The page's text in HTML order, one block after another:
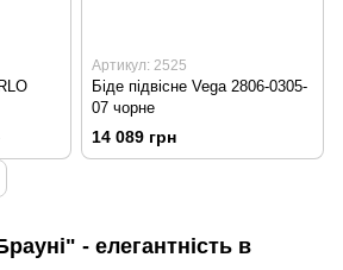
Артикул: 2525
Біде підвісне Vega 2806-0305-
07 чорне
14 089 грн
- елегантність в